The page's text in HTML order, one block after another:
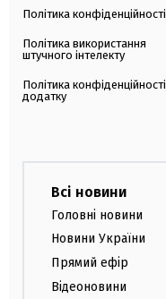
Політика конфіденційності
Політика використання
штучного інтелекту
Політика конфіденційності
додатку
Всі новини
Головні новини
Новини України
Прямий ефір
Відеоновини